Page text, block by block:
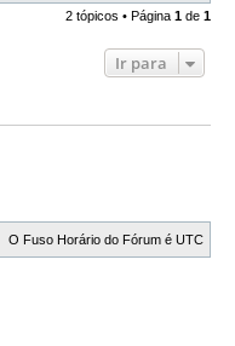
2 tópicos • Página 1 de 1
Ir para
O Fuso Horário do Fórum é UTC